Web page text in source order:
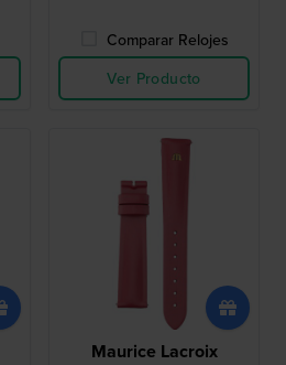
Comparar Relojes
Ver Producto
Maurice Lacroix